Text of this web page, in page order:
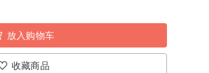
放入购物车
收藏商品